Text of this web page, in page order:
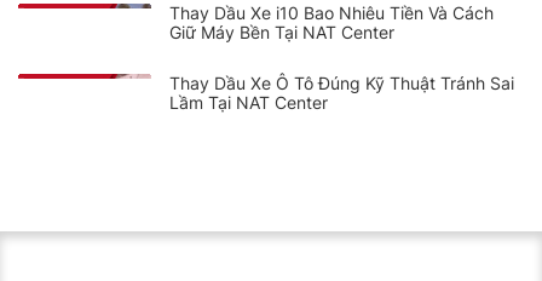
Thay Dầu Xe i10 Bao Nhiêu Tiền Và Cách
Giữ Máy Bền Tại NAT Center
Thay Dầu Xe Ô Tô Đúng Kỹ Thuật Tránh Sai
Lầm Tại NAT Center